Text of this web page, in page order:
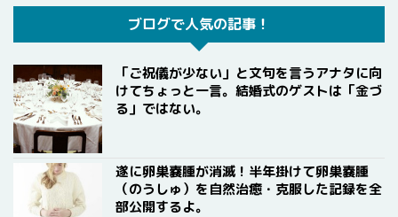
ブログで人気の記事！
「ご祝儀が少ない」と文句を言うアナタに向
けてちょっと一言。結婚式のゲストは「金づ
る」ではない。
遂に卵巣嚢腫が消滅！半年掛けて卵巣嚢腫
（のうしゅ）を自然治癒・克服した記録を全
部公開するよ。